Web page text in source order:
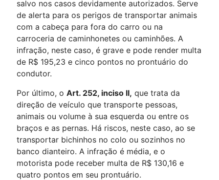
salvo nos casos devidamente autorizados. Serve
de alerta para os perigos de transportar animais
com a cabeça para fora do carro ou na
carroceria de caminhonetes ou caminhões. A
infração, neste caso, é grave e pode render multa
de R$ 195,23 e cinco pontos no prontuário do
condutor.
Por último, o Art. 252, inciso II, que trata da
direção de veículo que transporte pessoas,
animais ou volume à sua esquerda ou entre os
braços e as pernas. Há riscos, neste caso, ao se
transportar bichinhos no colo ou sozinhos no
banco dianteiro. A infração é média, e o
motorista pode receber multa de R$ 130,16 e
quatro pontos em seu prontuário.